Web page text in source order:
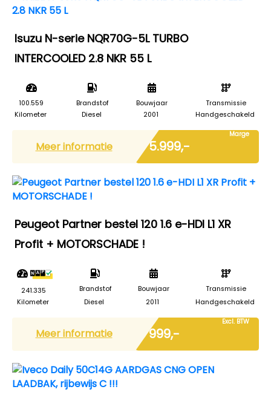
Isuzu N-serie NQR70G-5L TURBO
INTERCOOLED 2.8 NKR 55 L
100.559
Kilometer
Brandstof
Diesel
Bouwjaar
2001
Transmissie
Handgeschakeld
Meer informatie € 5.999,-
Marge
Peugeot Partner bestel 120 1.6 e-HDI L1 XR
Profit + MOTORSCHADE !
241.335
Kilometer
Brandstof
Diesel
Bouwjaar
2011
Transmissie
Handgeschakeld
Meer informatie € 999,-
Excl. BTW